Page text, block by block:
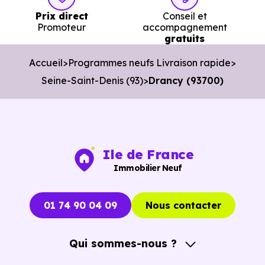
Organiser des visites pertinentes.
Avancer rapidement dans les démarches.
L’objectif est de vous faire gagner du temps sans vous
pousser à décider dans la précipitation.
opportunités concrètes.
Prix direct
Promoteur
Conseil et
accompagnement
gratuits
Accueil Programmes neufs Livraison rapide
Seine-Saint-Denis (93) Drancy (93700)
Ile de France
Immobilier Neuf
01 74 90 04 09 Nous contacter
Qui sommes-nous ?